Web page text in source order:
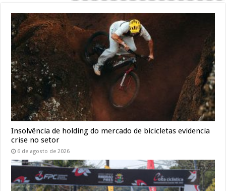
Insolvência de holding do mercado de bicicletas evidencia
crise no setor
6 de agosto de 2026